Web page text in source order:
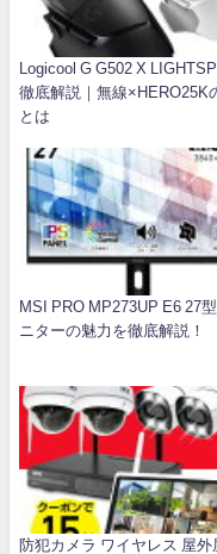
Logicool G G502 X
徹底解説｜無線×HERO25K
とは
MSI PRO MP273UP E6 27
ニターの魅力を徹底解説！
防犯カメラ ワイヤレス 屋外